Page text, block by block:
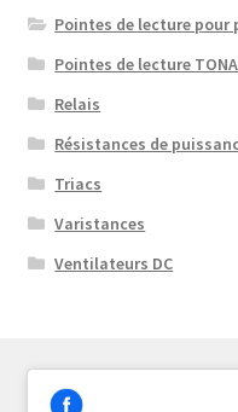
Pointes de lecture pour
Pointes de lecture
Relais
Résistances de
Triacs
Varistances
Ventilateurs DC